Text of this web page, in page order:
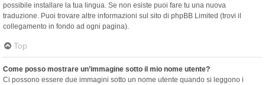
possibile installare la tua lingua. Se non esiste puoi fare tu una nuova
traduzione. Puoi trovare altre informazioni sul sito di phpBB Limited (trovi il
collegamento in fondo ad ogni pagina).
Top
Come posso mostrare un’immagine sotto il mio nome utente?
Ci possono essere due immagini sotto un nome utente quando si leggono i